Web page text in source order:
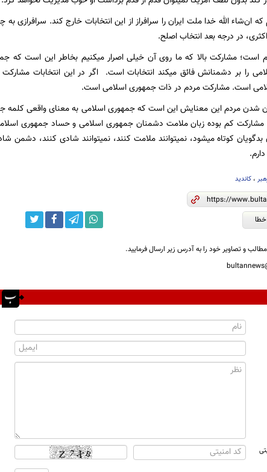
که ان‌شاء الله خدا ملت ایران را سرافراز از این انتخابات خارج کند.
در درجه بعد انتخاب اصلح.
است؛ مشارکت بالا که ما روی آن خیلی اصرار میکنیم بخاطر این است که
را بر دشمنانش فائق میکند انتخابات است. اگر در این انتخابات
است. مشارکت مردم در ذات جمهوری اسلامی است.
شدن مردم این معنایش این است که جمهوری اسلامی به معنای واقعی کلمه
مشارکت کم بوده زبان ملامت دشمنان جمهوری اسلامی و حساد جمهوری
بدگویان کوتاه میشود، نمیتوانند ملامت کنند، نمیتوانند شادی کنند، دشمن
، کاندید
و تصاویر خود را به آدرس زیر ارسال فرمایید.